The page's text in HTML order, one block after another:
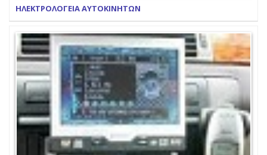
ΗΛΕΚΤΡΟΛΟΓΕΙΑ ΑΥΤΟΚΙΝΗΤΩΝ